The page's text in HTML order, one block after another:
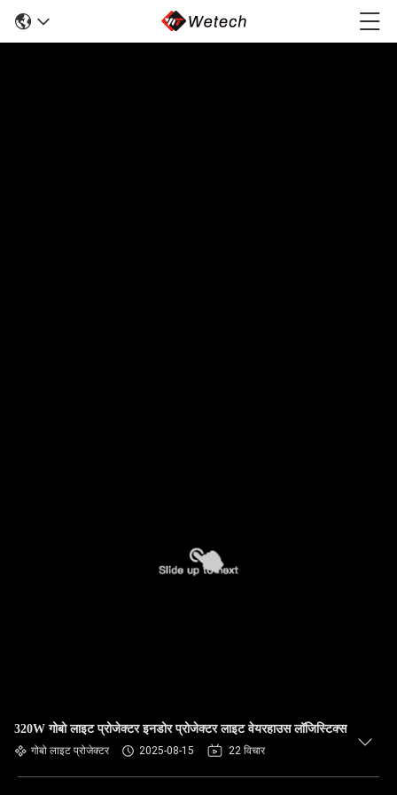
320W गोबो लाइट प्रोजेक्टर इनडोर प्रोजेक्टर लाइट वेयरहाउस लॉजिस्टिक्स
गोबो लाइट प्रोजेक्टर 2025-08-15 22 विचार